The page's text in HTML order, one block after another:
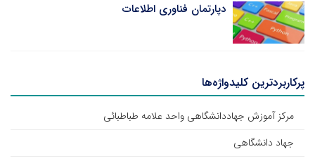
دپارتمان فناوری اطلاعات
پرکاربردترین کلیدواژه‌ها
مرکز آموزش جهاددانشگاهی واحد علامه طباطبائی
جهاد دانشگاهی